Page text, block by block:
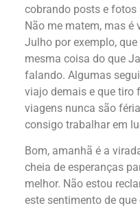
cobrando posts e
Não me matem, mas é
Julho por exemplo,
mesma coisa do que
falando. Algumas
viajo demais e que tiro
viagens nunca são
consigo trabalhar em
Bom, amanhã é a
cheia de esperanças
melhor. Não estou
este sentimento de